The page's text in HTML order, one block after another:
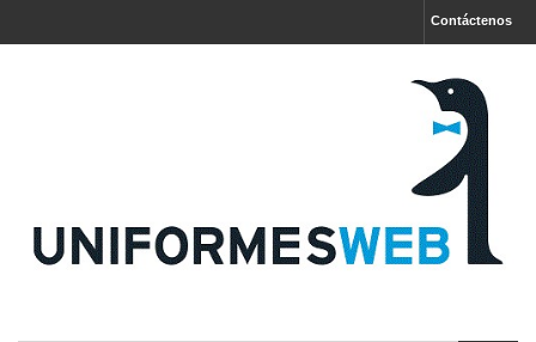
Contáctenos